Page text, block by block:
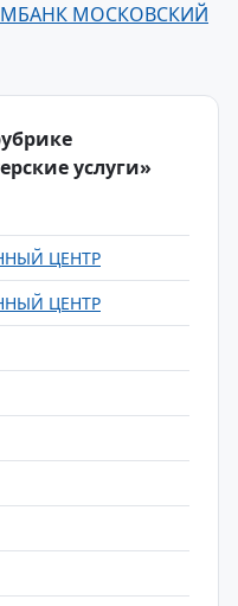
МОСКОВСКИЙ
услуги»
ЦЕНТР
ЦЕНТР